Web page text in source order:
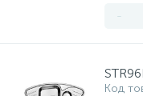
-
Код